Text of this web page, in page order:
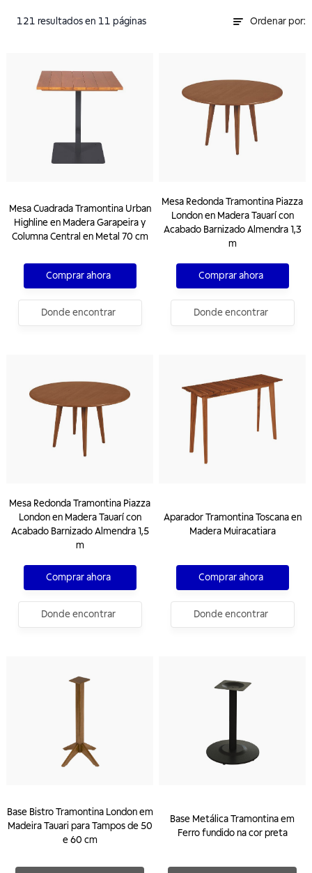
121 resultados en 11 páginas Ordenar por:
Mesa Cuadrada Tramontina Urban
Highline en Madera Garapeira y
Columna Central en Metal 70 cm
Comprar ahora
Donde encontrar
Mesa Redonda Tramontina Piazza
London en Madera Tauarí con
Acabado Barnizado Almendra 1,3
m
Comprar ahora
Donde encontrar
Mesa Redonda Tramontina Piazza
London en Madera Tauarí con
Acabado Barnizado Almendra 1,5
m
Comprar ahora
Donde encontrar
Aparador Tramontina Toscana en
Madera Muiracatiara
Comprar ahora
Donde encontrar
Base Bistro Tramontina London em
Madeira Tauari para Tampos de 50
e 60 cm
Base Metálica Tramontina em
Ferro fundido na cor preta